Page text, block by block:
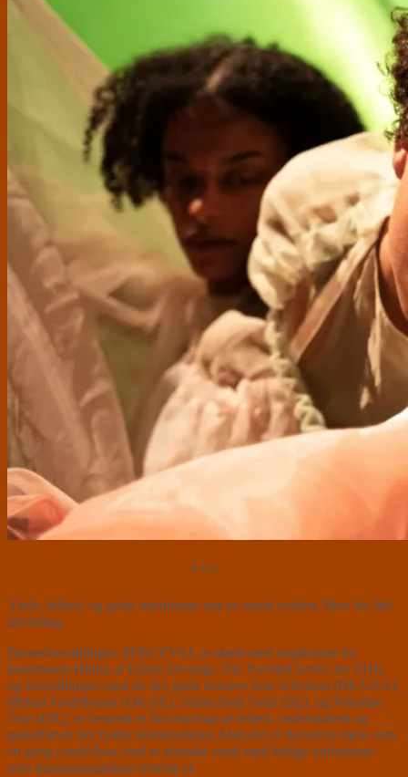
⭐⭐⭐
Ynde, lethed, og gode intentioner om en smuk verden. Men for lidt
udvikling.
Danseforestillingen PERCEVAL er skabt med inspiration fra
kunstneren Hilma af Klints farverige The Parsifal Series fra 1916,
og forestillingen med de fire gode dansere Zen Jefferson (DE/USA),
Meleat Fredriksson (DK/SE), Adam Seid Tahir (SE), og Nikoline
Due (DK), er bestemt et fint mashup af lethed, yndefuldhed og
pastelfarver der fylder scenerummet. Men det er desværre mere som
en gang candyfloss, end et abstrakt værk med farlige undertoner
som inspirationskilden rettelig er.